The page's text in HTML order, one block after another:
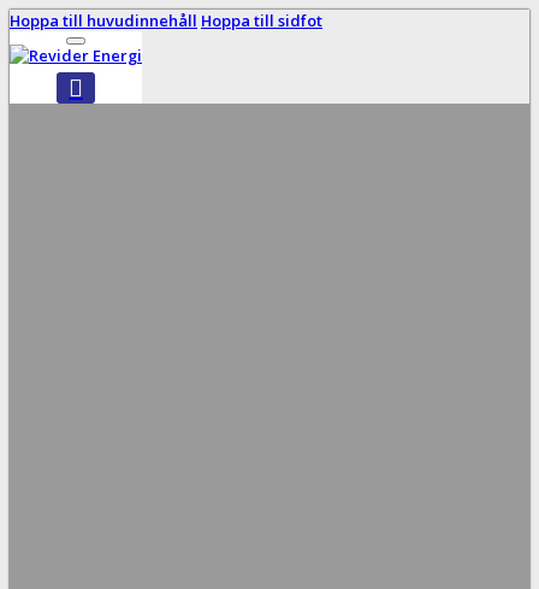
Hoppa till huvudinnehåll Hoppa till sidfot